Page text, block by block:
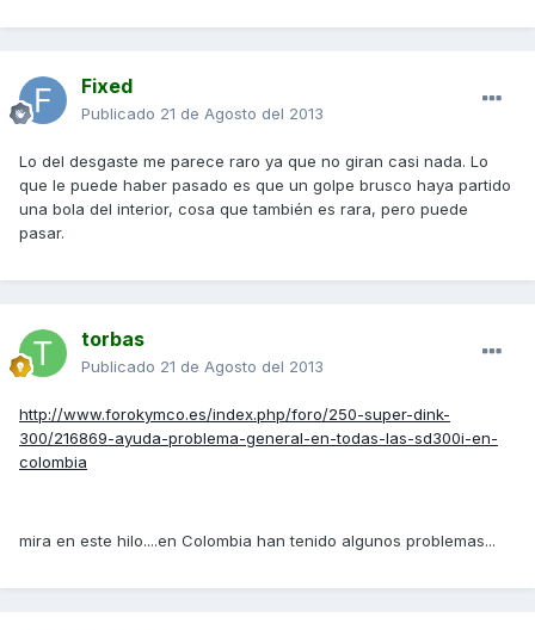
Fixed
Publicado 21 de Agosto del 2013
Lo del desgaste me parece raro ya que no giran casi nada. Lo
que le puede haber pasado es que un golpe brusco haya partido
una bola del interior, cosa que también es rara, pero puede
pasar.
torbas
Publicado 21 de Agosto del 2013
http://www.forokymco.es/index.php/foro/250-super-dink-
300/216869-ayuda-problema-general-en-todas-las-sd300i-en-
colombia
mira en este hilo....en Colombia han tenido algunos problemas...